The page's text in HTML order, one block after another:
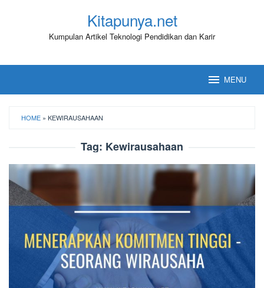
Kitapunya.net
Kumpulan Artikel Teknologi Pendidikan dan Karir
MENU
HOME » KEWIRAUSAHAAN
Tag: Kewirausahaan